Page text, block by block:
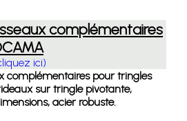
complémentaires
ici)
complémentaires pour tringles
sur tringle pivotante,
acier robuste.